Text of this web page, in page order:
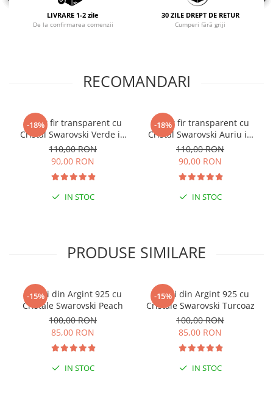
LIVRARE 1-2 zile
De la confirmarea comenzii
30 ZILE DREPT DE RETUR
Cumperi fără griji
RECOMANDARI
-18%
Colier fir transparent cu
Cristal Swarovski Verde in
Caseta din Argint 925
110,00 RON
90,00 RON
IN STOC
-18%
Colier fir transparent cu
Cristal Swarovski Auriu in
Caseta din Argint 925
110,00 RON
90,00 RON
IN STOC
PRODUSE SIMILARE
-15%
Cercei din Argint 925 cu
Cristale Swarovski Peach
100,00 RON
85,00 RON
IN STOC
-15%
Cercei din Argint 925 cu
Cristale Swarovski Turcoaz
100,00 RON
85,00 RON
IN STOC